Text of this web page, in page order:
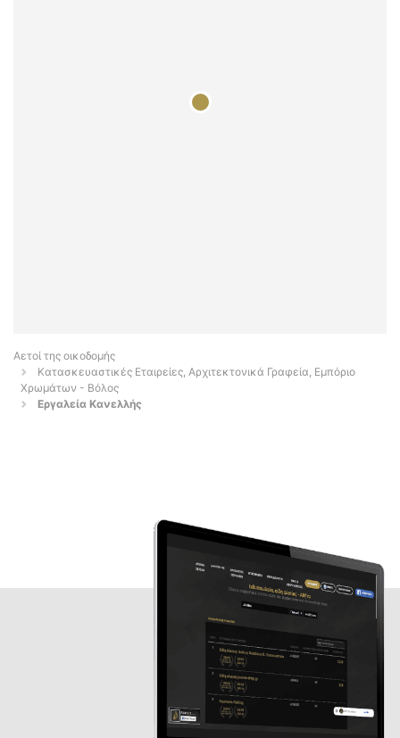
Αετοί της οικοδομής
Κατασκευαστικές Εταιρείες, Αρχιτεκτονικά Γραφεία, Εμπόριο
Χρωμάτων - Βόλος
Εργαλεία Κανελλής